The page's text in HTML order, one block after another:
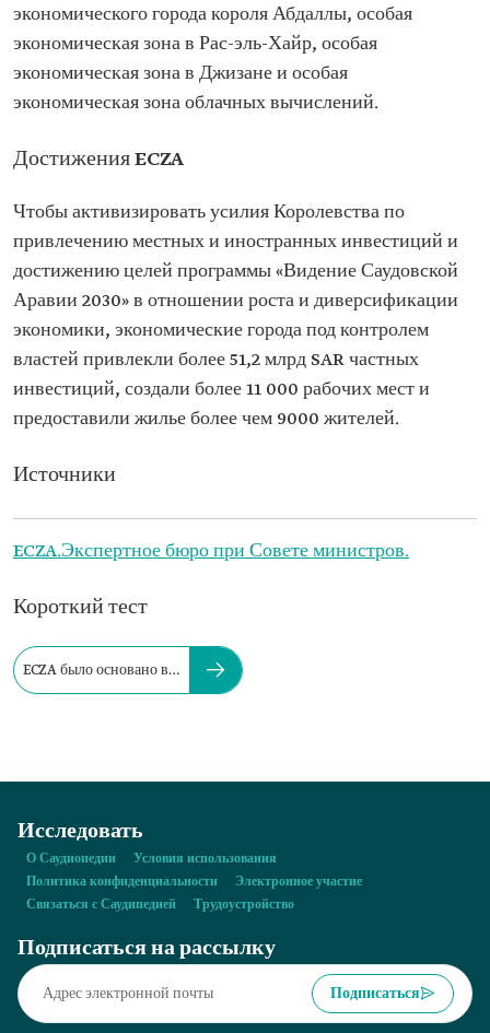
экономического города короля Абдаллы, особая
экономическая зона в Рас-эль-Хайр, особая
экономическая зона в Джизане и особая
экономическая зона облачных вычислений.
Достижения ECZA
Чтобы активизировать усилия Королевства по
привлечению местных и иностранных инвестиций и
достижению целей программы «Видение Саудовской
Аравии 2030» в отношении роста и диверсификации
экономики, экономические города под контролем
властей привлекли более 51,2 млрд SAR частных
инвестиций, создали более 11 000 рабочих мест и
предоставили жилье более чем 9000 жителей.
Источники
ECZA.Экспертное бюро при Совете министров.
Короткий тест
ECZA было основано в…
Исследовать
О Саудиопедии
Условия использования
Политика конфиденциальности
Электронное участие
Связаться с Саудипедией
Трудоустройство
Подписаться на рассылку
Подписаться